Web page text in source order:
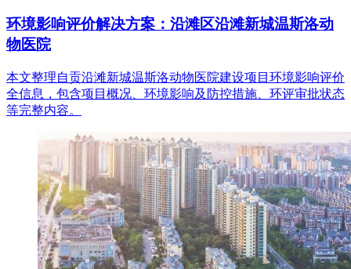
环境影响评价解决方案：沿滩区沿滩新城温斯洛动
物医院
本文整理自贡沿滩新城温斯洛动物医院建设项目环境影响评价
全信息，包含项目概况、环境影响及防控措施、环评审批状态
等完整内容。